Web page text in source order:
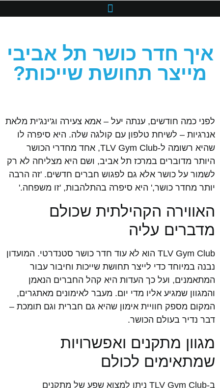
איך חדר כושר תל אביבי
מייצר תחושת שייכות?
לפני כמה חודשים, ענתה יעל – אמא צעירה וג'ינג'ית מלאת
אנרגיות – לשיחת טלפון עם קולגה שלה. היא סיפרה לו
שהיא רשומה ל-TLV Gym Club, אחד מחדרי הכושר
היותר מדוברים במרכז תל אביב, ושם היא מצליחה לא רק
לשמור על כושר אלא גם לפגוש חברים חדשים. 'זה הרבה
יותר מחדר כושר,' היא סיפרה בהתלהבות, 'זו משפחה.'
האווירה הקהילתית שכולם
מדברים עליה
TLV Gym Club הוא לא עוד חדר כושר סטנדרטי. המועדון
נבנה במיוחד כדי לייצר תחושת שייכות וחיבור עבור
המתאמנים, ועל כך העדות היא קהל החברים הנאמן
והמגוון שמגיע אליו מדי יום. מעבר לאימונים מאתגרים,
המקום מספק חוויית אימון שהיא גם חברית וגם תומכת –
דבר נדיר בעולם הכושר.
מגוון מתקנים ואפשרויות
שמתאימים לכולם
ב-TLV Gym Club ניתן למצוא שפע של מתקנים